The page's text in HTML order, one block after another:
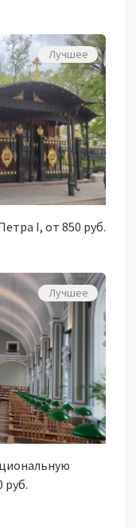
Лучшее
I, от 850 руб.
Лучшее
руб.